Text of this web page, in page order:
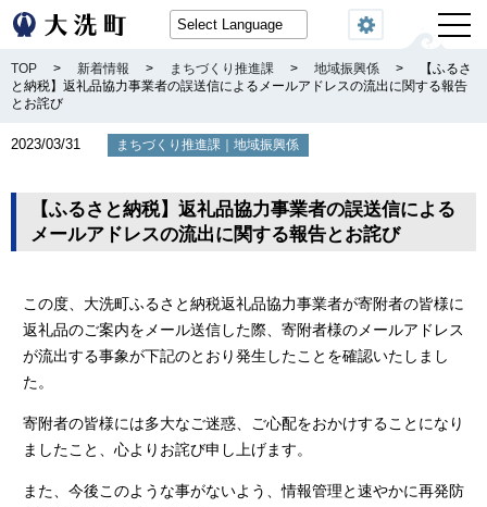
閲覧機能
TOP > 新着情報 > まちづくり推進課 > 地域振興係 >
【ふるさ
と納税】返礼品協力事業者の誤送信によるメールアドレスの流出に関する報告
とお詫び
2023/03/31 まちづくり推進課 ｜地域振興係
【ふるさと納税】返礼品協力事業者の誤送信による
メールアドレスの流出に関する報告とお詫び
この度、大洗町ふるさと納税返礼品協力事業者が寄附者の皆様に
返礼品のご案内をメール送信した際、寄附者様のメールアドレス
が流出する事象が下記のとおり発生したことを確認いたしまし
た。
寄附者の皆様には多大なご迷惑、ご心配をおかけすることになり
ましたこと、心よりお詫び申し上げます。
また、今後このような事がないよう、情報管理と速やかに再発防